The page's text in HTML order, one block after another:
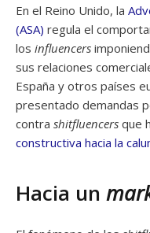
En el Reino Unido, la
(ASA) regula el
los influencers
sus relaciones
España y otros países
presentado demandas
contra shitfluencers que
constructiva hacia la
Hacia un